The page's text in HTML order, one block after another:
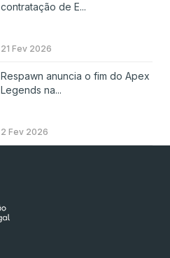
contratação de E...
21 Fev 2026
Respawn anuncia o fim do Apex
Legends na...
2 Fev 2026